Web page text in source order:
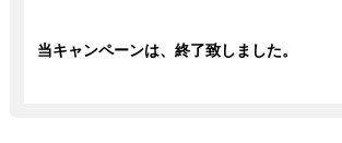
当キャンペーンは、終了致しました。